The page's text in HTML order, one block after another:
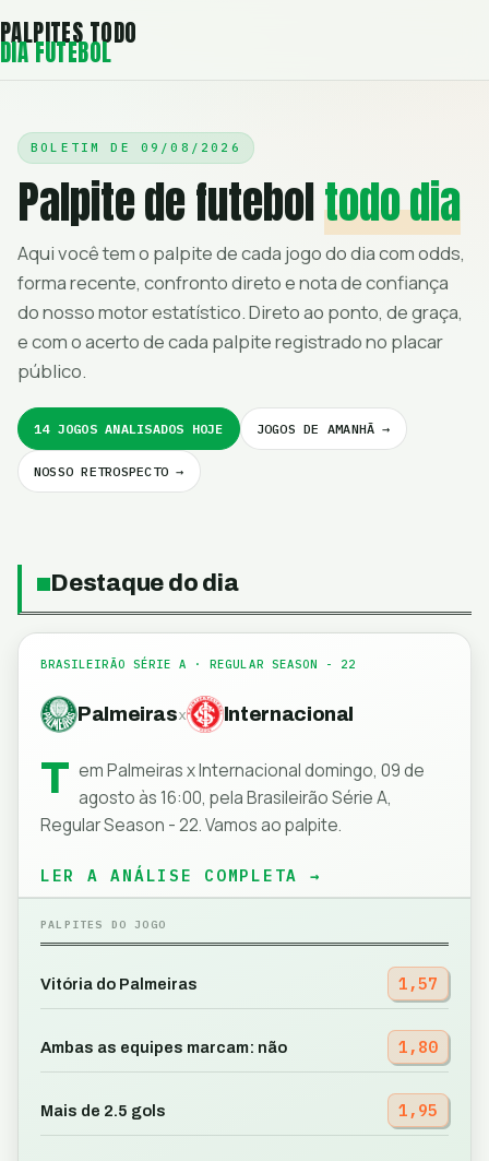
PALPITES TODO
DIA FUTEBOL
BOLETIM DE 09/08/2026
Palpite de futeboltodo dia
Aqui você tem o palpite de cada jogo do dia com odds,
forma recente, confronto direto e nota de confiança
do nosso motor estatístico. Direto ao ponto, de graça,
e com o acerto de cada palpite registrado no placar
público.
14 JOGOS ANALISADOS HOJE JOGOS DE AMANHÃ →
NOSSO RETROSPECTO →
Destaque do dia
BRASILEIRÃO SÉRIE A · REGULAR SEASON - 22
Palmeirasx Internacional
T em Palmeiras x Internacional domingo, 09 de
agosto às 16:00, pela Brasileirão Série A,
Regular Season - 22. Vamos ao palpite.
LER A ANÁLISE COMPLETA →
PALPITES DO JOGO
Vitória do Palmeiras 1,57
Ambas as equipes marcam: não 1,80
Mais de 2.5 gols 1,95